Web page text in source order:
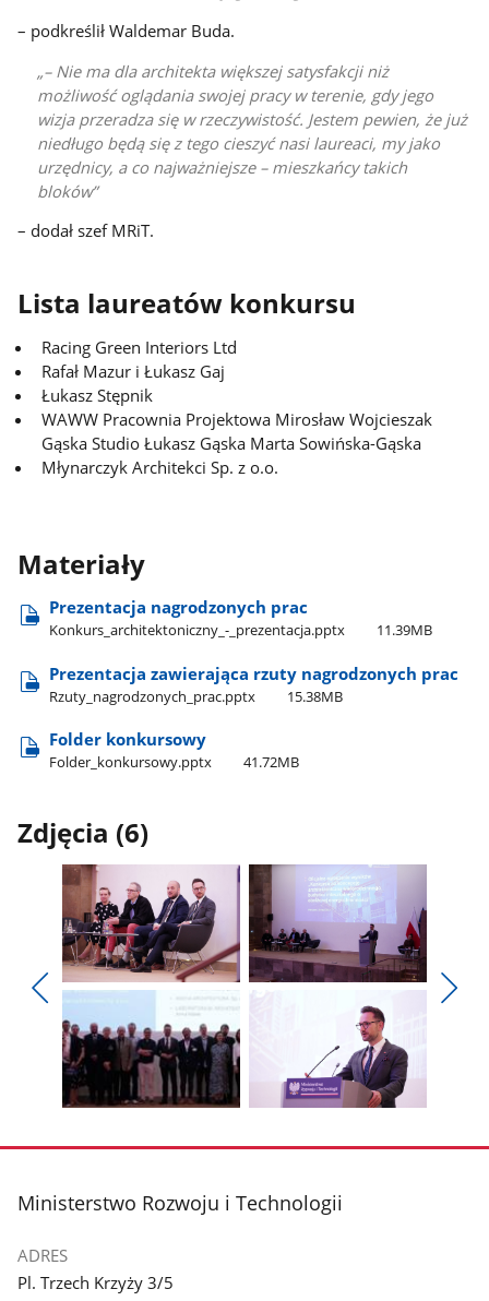
– podkreślił Waldemar Buda.
– Nie ma dla architekta większej satysfakcji niż
możliwość oglądania swojej pracy w terenie, gdy jego
wizja przeradza się w rzeczywistość. Jestem pewien, że już
niedługo będą się z tego cieszyć nasi laureaci, my jako
urzędnicy, a co najważniejsze – mieszkańcy takich
bloków
– dodał szef MRiT.
Lista laureatów konkursu
Racing Green Interiors Ltd
Rafał Mazur i Łukasz Gaj
Łukasz Stępnik
WAWW Pracownia Projektowa Mirosław Wojcieszak
Gąska Studio Łukasz Gąska Marta Sowińska-Gąska
Młynarczyk Architekci Sp. z o.o.
Materiały
Prezentacja nagrodzonych prac
Konkurs​_architektoniczny​_-​_prezentacja.pptx 11.39MB
Prezentacja zawierająca rzuty nagrodzonych prac
Rzuty​_nagrodzonych​_prac.pptx 15.38MB
Folder konkursowy
Folder​_konkursowy.pptx 41.72MB
Zdjęcia (6)
Pokaż
poprzednie
zdjęcia
Pokaż
zdjęcie
1
z
galerii.
Pokaż
galerii.
zdjęcie
galerii.
zdjęcie
galerii.
stopka
Ministerstwo Rozwoju i Technologii
ADRES
Pl. Trzech Krzyży 3/5